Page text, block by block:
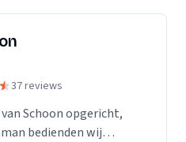
37 reviews
Schoon opgericht,
bedienden wij